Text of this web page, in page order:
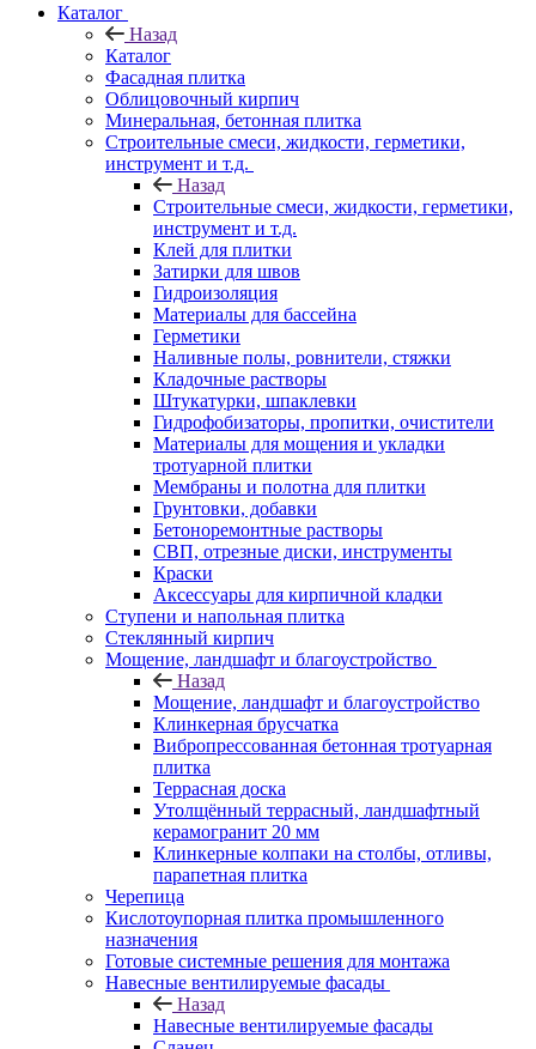
Каталог
Назад
Каталог
Фасадная плитка
Облицовочный кирпич
Минеральная, бетонная плитка
Строительные смеси, жидкости, герметики,
инструмент и т.д.
Назад
Строительные смеси, жидкости, герметики,
инструмент и т.д.
Клей для плитки
Затирки для швов
Гидроизоляция
Материалы для бассейна
Герметики
Наливные полы, ровнители, стяжки
Кладочные растворы
Штукатурки, шпаклевки
Гидрофобизаторы, пропитки, очистители
Материалы для мощения и укладки
тротуарной плитки
Мембраны и полотна для плитки
Грунтовки, добавки
Бетоноремонтные растворы
СВП, отрезные диски, инструменты
Краски
Аксессуары для кирпичной кладки
Ступени и напольная плитка
Cтеклянный кирпич
Мощение, ландшафт и благоустройство
Назад
Мощение, ландшафт и благоустройство
Клинкерная брусчатка
Вибропрессованная бетонная тротуарная
плитка
Террасная доска
Утолщённый террасный, ландшафтный
керамогранит 20 мм
Клинкерные колпаки на столбы, отливы,
парапетная плитка
Черепица
Кислотоупорная плитка промышленного
назначения
Готовые системные решения для монтажа
Навесные вентилируемые фасады
Назад
Навесные вентилируемые фасады